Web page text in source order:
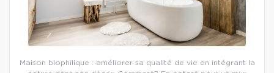
Maison biophilique : améliorer sa qualité de vie en intégrant la